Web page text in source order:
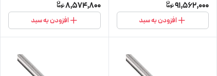
سی)
91,562,000
افزودن به سبد
cnc سی ان سی) (اورجینال وارداتی)
8,574,800
افزودن به سبد